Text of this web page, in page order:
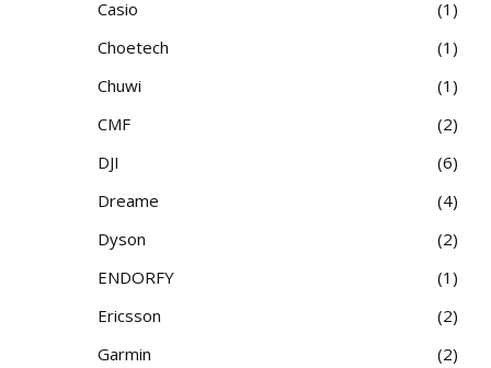
Casio
1
Choetech
1
Chuwi
1
CMF
2
DJI
6
Dreame
4
Dyson
2
ENDORFY
1
Ericsson
2
Garmin
2